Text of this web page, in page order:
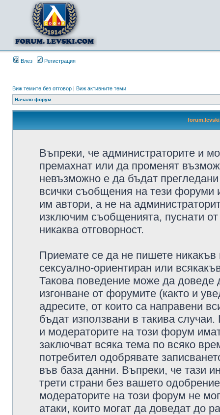
Влез Регистрация
Виж темите без отговор | Виж активните теми
Начало форум
Въпреки, че администраторите и
премахнат или да променят
невъзможно е да бъдат
всички съобщения на тези форуми
им автори, а не на
изключим съобщенията, пуснати
никаква отговорност.
Приемате се да не пишете никакъв
сексуално-ориентиран или
Такова поведение може да доведе
изгонване от форумите (както и
адресите, от които са направени
бъдат използвани в такива
и модераторите на този форум
заключват всяка тема по всяко
потребител одобрявате
във база данни. Въпреки, че тази
трети страни без вашето
модераторите на този форум не
атаки, които могат да доведат до